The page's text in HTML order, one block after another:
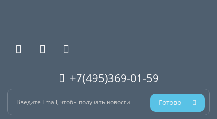
+7(495)369-01-59
Готово